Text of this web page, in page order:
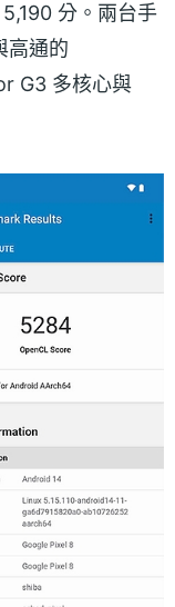
分。兩台手
高通的
G3 多核心與